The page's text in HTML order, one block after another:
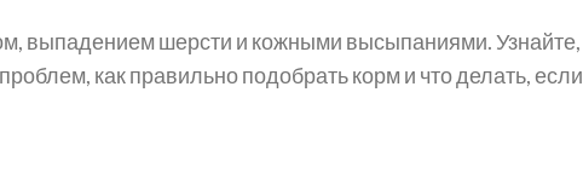
выпадением шерсти и кожными высыпаниями. Узнайте,
как правильно подобрать корм и что делать, если